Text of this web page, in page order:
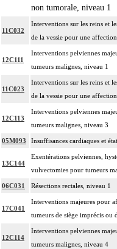
non tumorale, niveau 1
11C032
Interventions sur les reins et
de la vessie pour une
12C111
Interventions pelviennes
tumeurs malignes, niveau 1
11C023
Interventions sur les reins et
de la vessie pour une
12C113
Interventions pelviennes
tumeurs malignes, niveau 3
05M093 Insuffisances cardiaques et
13C144
Exentérations pelviennes,
vulvectomies pour tumeurs
06C031 Résections rectales, niveau 1
17C041
Interventions majeures pour
tumeurs de siège imprécis ou
12C114
Interventions pelviennes
tumeurs malignes, niveau 4